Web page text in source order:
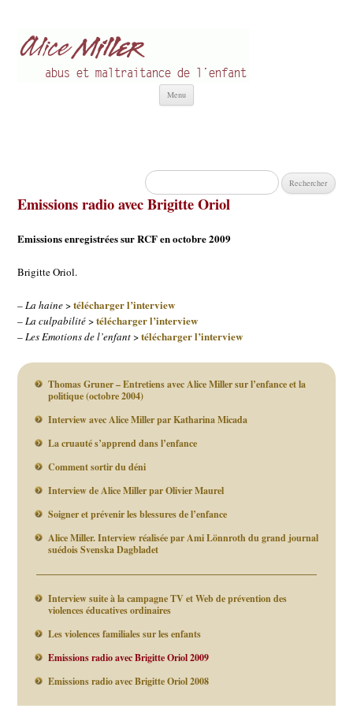
Menu
Rechercher :
Emissions radio avec Brigitte Oriol
Emissions enregistrées sur RCF en octobre 2009
Brigitte Oriol.
–La haine>télécharger l’interview
–La culpabilité>télécharger l’interview
–Les Emotions de l’enfant>télécharger l’interview
Thomas Gruner – Entretiens avec Alice Miller sur l’enfance et la
politique (octobre 2004)
Interview avec Alice Miller par Katharina Micada
La cruauté s’apprend dans l’enfance
Comment sortir du déni
Interview de Alice Miller par Olivier Maurel
Soigner et prévenir les blessures de l’enfance
Alice Miller. Interview réalisée par Ami Lönnroth du grand journal
suédois Svenska Dagbladet
Interview suite à la campagne TV et Web de prévention des
violences éducatives ordinaires
Les violences familiales sur les enfants
Emissions radio avec Brigitte Oriol 2009
Emissions radio avec Brigitte Oriol 2008